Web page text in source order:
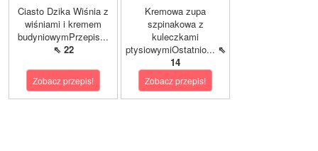
Ciasto Dzika Wiśnia z
wiśniami i kremem
budyniowymPrzepis...
⇖ 22
Zobacz przepis!
Kremowa zupa
szpinakowa z
kuleczkami
ptysiowymiOstatnio... ⇖
14
Zobacz przepis!